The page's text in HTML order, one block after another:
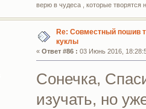
верю в чудеса , которые творятся
Re: Совместный пошив
куклы
«Ответ #86 : 03 Июнь 2016,
Сонечка,
изучать, но